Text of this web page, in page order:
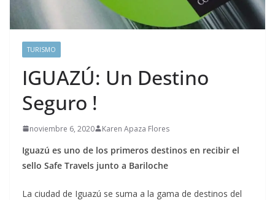
TURISMO
IGUAZÚ: Un Destino
Seguro !
noviembre 6, 2020 Karen Apaza Flores
Iguazú es uno de los primeros destinos en recibir el
sello Safe Travels junto a Bariloche
La ciudad de Iguazú se suma a la gama de destinos del